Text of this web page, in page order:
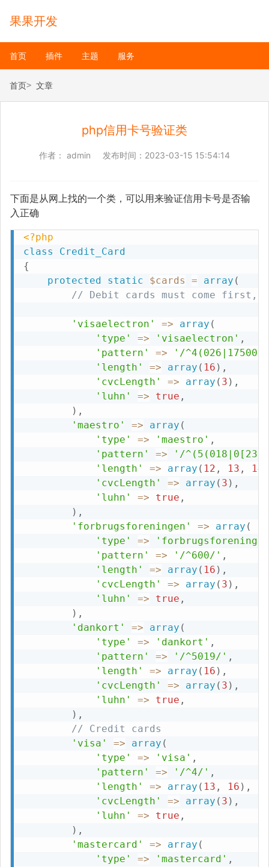
果果开发
首页 插件 主题 服务
首页 文章
php信用卡号验证类
作者： admin 发布时间： 2023-03-15 15:54:14
下面是从网上找的一个类，可以用来验证信用卡号是否输
入正确
<?php
class
Credit_Card
{
protected
static $cards = array (
// Debit cards must come first,
'visaelectron' => array (
'type'
=> 'visaelectron' ,
'pattern'
=>
'/
'length'
=> array ( 16 ) ,
'cvcLength'
=> array ( 3 ) ,
'luhn'
=> true ,
) ,
'maestro'
=> array (
'type'
=> 'maestro' ,
'pattern'
=>
'/
'length'
=> array ( 12 , 13 , 14
'cvcLength'
=> array ( 3 ) ,
'luhn'
=> true ,
) ,
'forbrugsforeningen'
=> array (
'type'
=>
'pattern'
=> '/^600/' ,
'length'
=> array ( 16 ) ,
'cvcLength'
=> array ( 3 ) ,
'luhn'
=> true ,
) ,
'dankort'
=> array (
'type'
=> 'dankort' ,
'pattern'
=> '/^5019/' ,
'length'
=> array ( 16 ) ,
'cvcLength'
=> array ( 3 ) ,
'luhn'
=> true ,
) ,
// Credit cards
'visa'
=> array (
'type'
=> 'visa' ,
'pattern'
=> '/^4/' ,
'length'
=> array ( 13 , 16 ) ,
'cvcLength'
=> array ( 3 ) ,
'luhn'
=> true ,
) ,
'mastercard'
=> array (
'type'
=> 'mastercard' ,